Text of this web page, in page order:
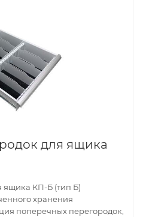
для ящика
ящика КП-Б (тип Б)
хранения
поперечных перегородок,